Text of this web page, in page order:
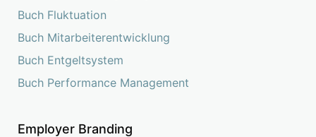
Buch Fluktuation
Buch Mitarbeiterentwicklung
Buch Entgeltsystem
Buch Performance Management
Employer Branding